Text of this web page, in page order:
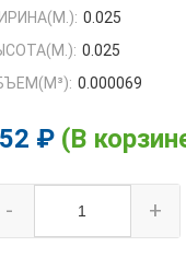
0.025
0.025
0.000069
₽ (В
- +